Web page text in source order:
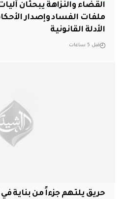
القضاء والنزاهة يبحثان
ملفات الفساد وإصدار
الأدلة القانونية
قبل 5 ساعات
حريق يلتهم جزءاً من بناية